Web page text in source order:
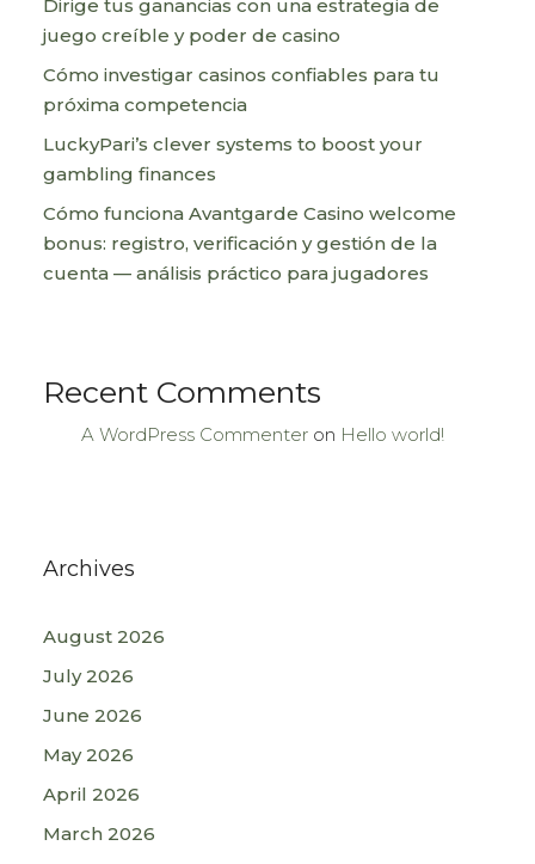
Dirige tus ganancias con una estrategia de
juego creíble y poder de casino
Cómo investigar casinos confiables para tu
próxima competencia
LuckyPari’s clever systems to boost your
gambling finances
Cómo funciona Avantgarde Casino welcome
bonus: registro, verificación y gestión de la
cuenta — análisis práctico para jugadores
Recent Comments
A WordPress Commenter on Hello world!
Archives
August 2026
July 2026
June 2026
May 2026
April 2026
March 2026